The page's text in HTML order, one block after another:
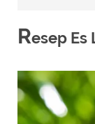
Resep Es